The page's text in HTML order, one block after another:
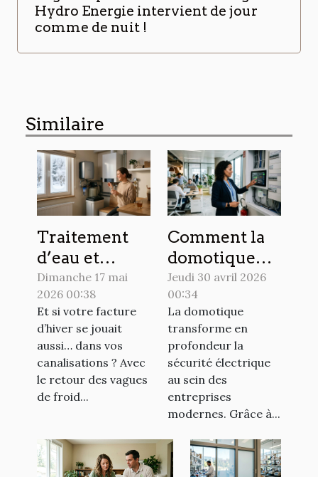
Hydro Energie intervient de jour
comme de nuit !
Similaire
Traitement
d’eau et
économies
d’énergie :
des alliés
insoupçonnés
pour l’hiver
Dimanche 17 mai
2026 00:38
Et si votre facture
d’hiver se jouait
aussi… dans vos
canalisations ? Avec
le retour des vagues
de froid...
Comment la
domotique
redéfinit la
sécurité
électrique en
entreprise
Jeudi 30 avril 2026
00:34
La domotique
transforme en
profondeur la
sécurité électrique
au sein des
entreprises
modernes. Grâce à...